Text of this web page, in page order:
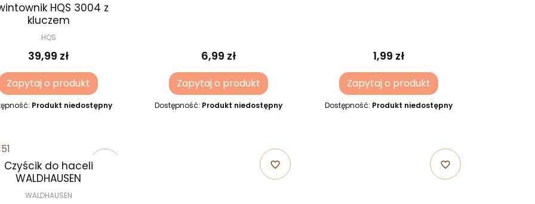
HQS 3004 z
kluczem
HQS
39,99 zł
Zapytaj o produkt
Produkt niedostępny
6,99 zł
Zapytaj o produkt
Dostępność: Produkt niedostępny
1,99 zł
Zapytaj o produkt
Dostępność: Produkt niedostępny
Czyścik do haceli
WALDHAUSEN
WALDHAUSEN
favorite_border favorite_border